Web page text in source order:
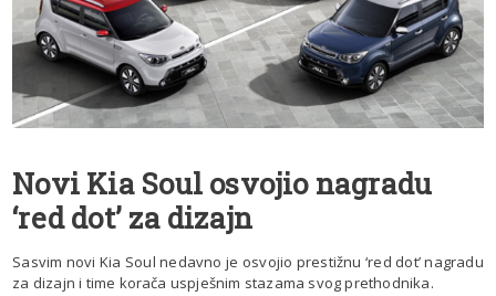
Novi Kia Soul osvojio nagradu
‘red dot’ za dizajn
Sasvim novi Kia Soul nedavno je osvojio prestižnu ‘red dot’ nagradu
za dizajn i time korača uspješnim stazama svog prethodnika.